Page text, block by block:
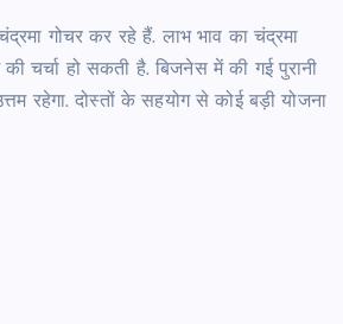
गोचर कर रहे हैं. लाभ भाव का चंद्रमा
चर्चा हो सकती है. बिजनेस में की गई पुरानी
रहेगा. दोस्तों के सहयोग से कोई बड़ी योजना